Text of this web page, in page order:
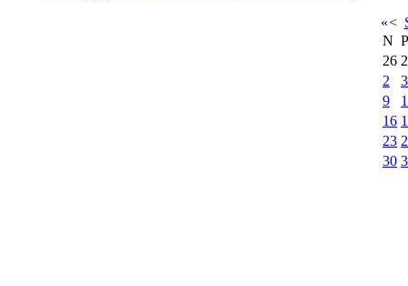
«<
N P
26
2
3
9
16
23
30